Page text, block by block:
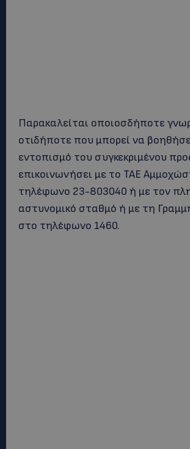
Παρακαλείται οποιοσδήποτε
οτιδήποτε που μπορεί να
εντοπισμό του συγκεκριμένου
επικοινωνήσει με το ΤΑΕ
τηλέφωνο 23-803040 ή με τον
αστυνομικό σταθμό ή με τη
στο τηλέφωνο 1460.